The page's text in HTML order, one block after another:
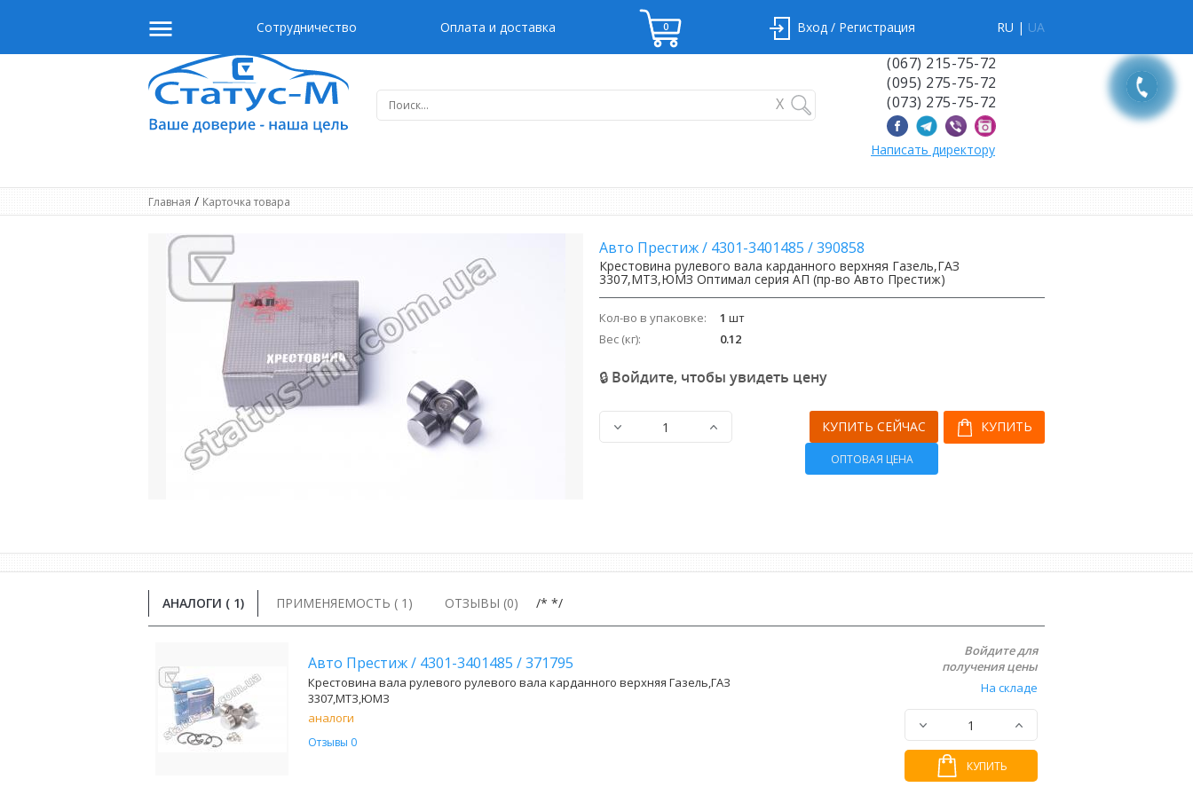
Сотрудничество Оплата и доставка Вход / Регистрация RU | UA
X
(067) 215-75-72
(095) 275-75-72
(073) 275-75-72
Написать директору
Главная / Карточка товара
Авто Престиж/ 4301-3401485 /390858
Крестовина рулевого вала карданного верхняя Газель,ГАЗ
3307,МТЗ,ЮМЗ Оптимал серия АП (пр-во Авто Престиж)
Кол-во в упаковке: 1 шт
Вес (кг):
0.12
🔒 Войдите, чтобы увидеть цену
КУПИТЬ
КУПИТЬ СЕЙЧАС
ОПТОВАЯ ЦЕНА
АНАЛОГИ ( 1) ПРИМЕНЯЕМОСТЬ ( 1) ОТЗЫВЫ (0) /* */
Авто Престиж/ 4301-3401485 /371795
Крестовина вала рулевого рулевого вала карданного верхняя Газель,ГАЗ
3307,МТЗ,ЮМЗ
аналоги
Отзывы 0
Войдите для
получения цены
На складе
КУПИТЬ